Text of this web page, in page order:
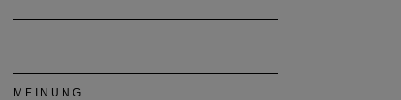
MEINUNG